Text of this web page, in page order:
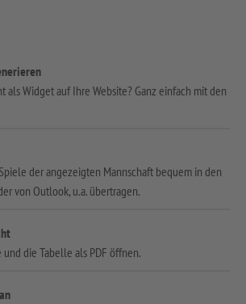
als Widget auf Ihre Website? Ganz einfach mit den
der angezeigten Mannschaft bequem in den
von Outlook, u.a. übertragen.
die Tabelle als PDF öffnen.